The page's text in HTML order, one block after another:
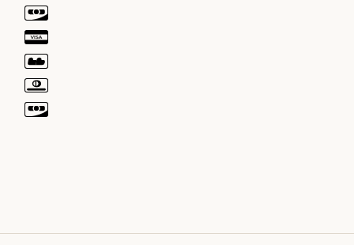
LES
PLA
NTA